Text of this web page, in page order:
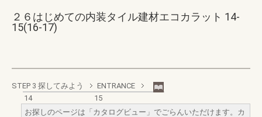
２６はじめての内装タイル建材エコカラット 14-
15(16-17)
STEP 3 探してみよう
ENTRANCE
14
15
お探しのページは「カタログビュー」でごらんいただけます。カ